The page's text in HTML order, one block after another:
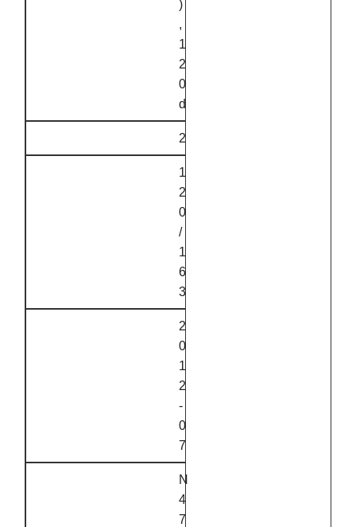
)
,
1
2
0
d
2
1
2
0
/
1
6
3
2
0
1
2
‑
0
7
N
4
7